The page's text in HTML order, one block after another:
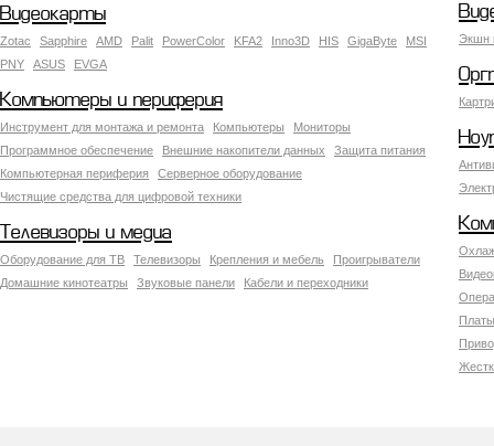
Экшн
Видеокарты
Zotac Sapphire AMD Palit PowerColor KFA2 Inno3D HIS GigaByte
MSI
PNY
ASUS EVGA
Компьютеры и периферия
Инструмент для монтажа и ремонта Компьютеры
Мониторы
Программное обеспечение
Внешние накопители данных
Защита питания
Компьютерная периферия
Серверное оборудование
Чистящие средства для цифровой техники
Телевизоры и медиа
Оборудование для ТВ Телевизоры Крепления и мебель
Проигрыватели
Домашние кинотеатры
Звуковые панели Кабели и переходники